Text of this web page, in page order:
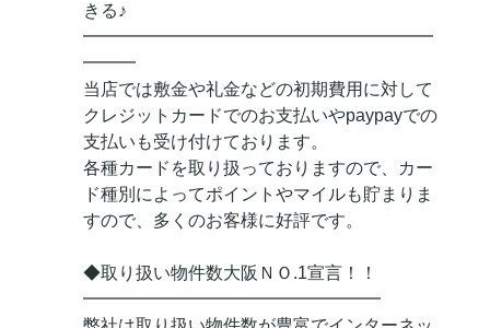
きる♪
━━━━━━━━━━━━━━━━━━━━
━━━
当店では敷金や礼金などの初期費用に対して
クレジットカードでのお支払いやpaypayでの
支払いも受け付けております。
各種カードを取り扱っておりますので、カー
ド種別によってポイントやマイルも貯まりま
すので、多くのお客様に好評です。
◆取り扱い物件数大阪ＮＯ.1宣言！！
━━━━━━━━━━━━━━━━━